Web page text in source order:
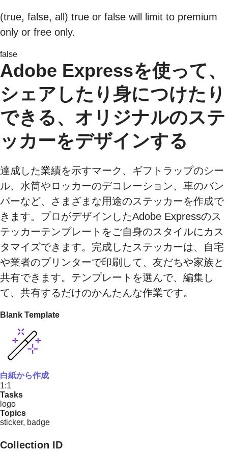
(true, false, all) true or false will limit to premium
only or free only.
false
Adobe Expressを使って、
シェアしたり身につけたり
できる、オリジナルのステ
ッカーをデザインする
達成した業績を示すマーク、ギフトラップのシー
ル、水筒やロッカーのデコレーション、車のバン
パーなど、さまざまな用途のステッカーを作成で
きます。プロがデザインしたAdobe Expressのス
テッカーテンプレートをご自身のスタイルにカス
タマイズできます。完成したステッカーは、自宅
や業者のプリンターで印刷して、友だちや家族と
共有できます。テンプレートを選んで、編集し
て、共有するだけのかんたんな作業です。
Blank Template
白紙から作成
1:1
Tasks
logo
Topics
sticker, badge
Collection ID